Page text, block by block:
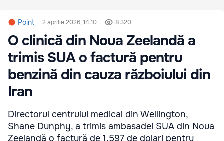
Point 2 aprilie 2026, 14:10 8 320
O clinică din Noua Zeelandă a
trimis SUA o factură pentru
benzină din cauza războiului din
Iran
Directorul centrului medical din Wellington,
Shane Dunphy, a trimis ambasadei SUA din Noua
Zeelandă o factură de 1.597 de dolari pentru